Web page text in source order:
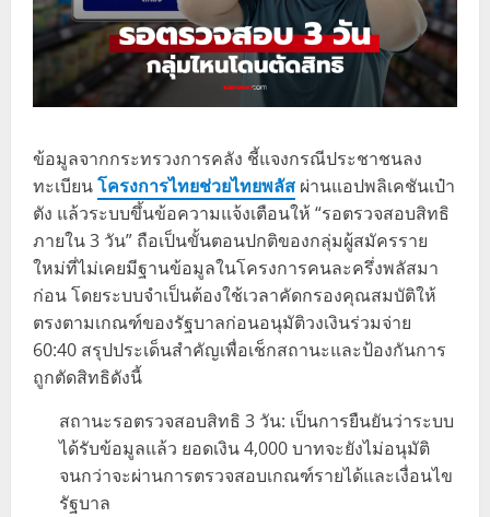
ข้อมูลจากกระทรวงการคลัง ชี้แจงกรณีประชาชนลง
ทะเบียนโครงการไทยช่วยไทยพลัส ผ่านแอปพลิเคชันเป๋า
ตัง แล้วระบบขึ้นข้อความแจ้งเตือนให้ “รอตรวจสอบสิทธิ
ภายใน 3 วัน” ถือเป็นขั้นตอนปกติของกลุ่มผู้สมัครราย
ใหม่ที่ไม่เคยมีฐานข้อมูลในโครงการคนละครึ่งพลัสมา
ก่อน โดยระบบจำเป็นต้องใช้เวลาคัดกรองคุณสมบัติให้
ตรงตามเกณฑ์ของรัฐบาลก่อนอนุมัติวงเงินร่วมจ่าย
60:40 สรุปประเด็นสำคัญเพื่อเช็กสถานะและป้องกันการ
ถูกตัดสิทธิดังนี้
สถานะรอตรวจสอบสิทธิ 3 วัน: เป็นการยืนยันว่าระบบ
ได้รับข้อมูลแล้ว ยอดเงิน 4,000 บาทจะยังไม่อนุมัติ
จนกว่าจะผ่านการตรวจสอบเกณฑ์รายได้และเงื่อนไข
รัฐบาล